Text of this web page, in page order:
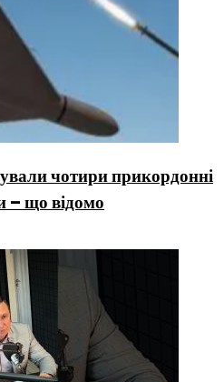
чотири прикордонні
– що відомо